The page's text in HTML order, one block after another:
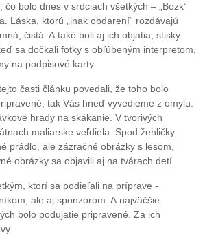
bolo dnes v srdciach všetkých – „Bozk“
Láska, ktorú „inak obdarení“ rozdávajú
čistá. A také boli aj ich objatia, stisky
sa dočkali fotky s obľúbeným interpretom,
na podpisové karty.
časti článku povedali, že toho bolo
tak Vás hneď vyvedieme z omylu.
hrady na skákanie. V tvorivých
maliarske veľdiela. Spod žehličky
prádlo, ale zázračné obrázky s lesom,
obrázky sa objavili aj na tvárach detí.
ktorí sa podieľali na príprave -
ale aj sponzorom. A najväčšie
bolo podujatie pripravené. Za ich